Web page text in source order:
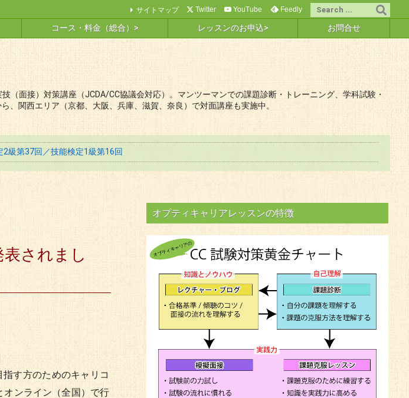
コース・料金（総合）> レッスンのお申込> お問合せ
サイトマップ Twitter YouTube Feedly
面接）対策講座（JCDA/CC協議会対応）。マンツーマンでの課題診断・トレーニング、学科試験・
関西エリア（京都、大阪、兵庫、滋賀、奈良）で対面講座も実施中。
級第37回／技能検定1級第16回
されまし
す方のためのキャリコ
オンライン（全国）で行
オプティキャリアレッスンの特徴